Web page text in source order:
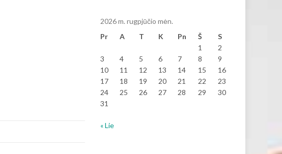
2026 m. rugpjūčio mėn.
Pr
A T K Pn Š
S
1
2
3
4 5 6 7 8
9
10
11 12 13 14 15
16
17
18 19 20 21 22
23
24
25 26 27 28 29
30
31
« Lie